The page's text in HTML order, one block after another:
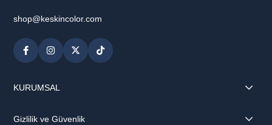
shop@keskincolor.com
KURUMSAL
Gizlilik ve Güvenlik